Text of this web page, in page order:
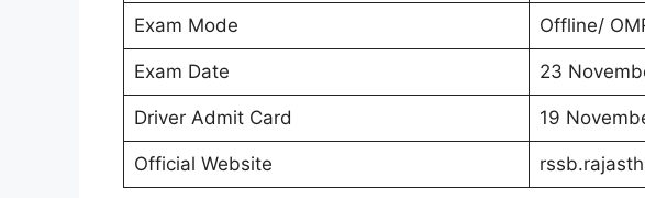
Exam Mode Offline/
Exam Date 23
Driver Admit Card 19
Official Website